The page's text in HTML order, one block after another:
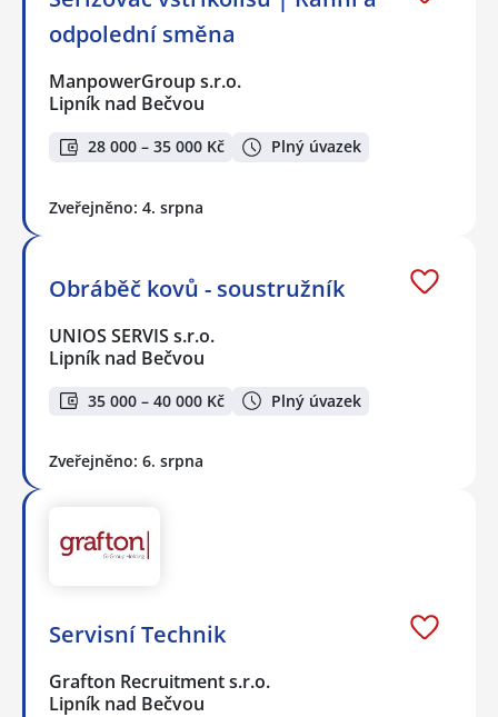
odpolední směna
ManpowerGroup s.r.o.
Lipník nad Bečvou
28 000 – 35 000 Kč Plný úvazek
Zveřejněno: 4. srpna
Obráběč kovů - soustružník
UNIOS SERVIS s.r.o.
Lipník nad Bečvou
35 000 – 40 000 Kč Plný úvazek
Zveřejněno: 6. srpna
Servisní Technik
Grafton Recruitment s.r.o.
Lipník nad Bečvou